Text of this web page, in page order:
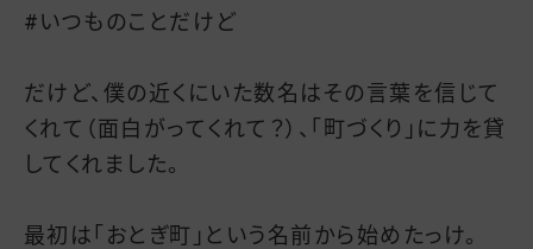
#いつものことだけど
だけど、僕の近くにいた数名はその言葉を信じて
くれて（面白がってくれて？）、「町づくり」に力を貸
してくれました。
最初は「おとぎ町」という名前から始めたっけ。